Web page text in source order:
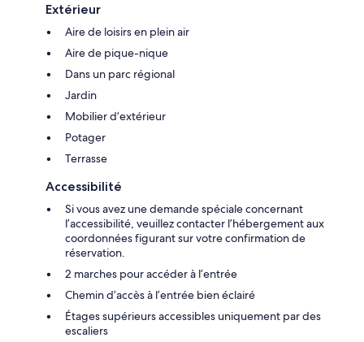
Extérieur
Aire de loisirs en plein air
Aire de pique-nique
Dans un parc régional
Jardin
Mobilier d’extérieur
Potager
Terrasse
Accessibilité
Si vous avez une demande spéciale concernant
l’accessibilité, veuillez contacter l’hébergement aux
coordonnées figurant sur votre confirmation de
réservation.
2 marches pour accéder à l’entrée
Chemin d’accès à l’entrée bien éclairé
Étages supérieurs accessibles uniquement par des
escaliers